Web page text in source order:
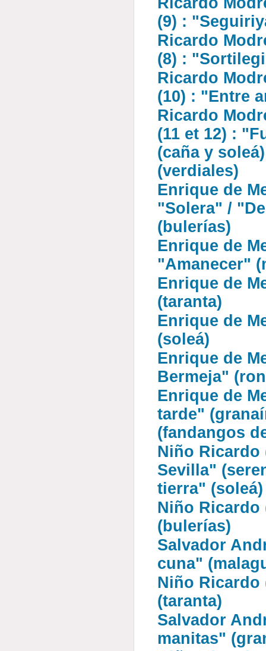
(9) :
Ricardo
(8) :
Ricardo
(10) : "Entre
Ricardo
(11 et 12) :
(caña y
(verdiales)
Enrique de
"Solera" /
(bulerías)
Enrique de
"Amanecer"
Enrique de
(taranta)
Enrique de
(soleá)
Enrique de
Bermeja"
Enrique de
tarde"
(fandangos
Niño Ricardo
Sevilla"
tierra" (soleá)
Niño
(bulerías)
Salvador
cuna"
Niño Ricardo
(taranta)
Salvador
manitas"